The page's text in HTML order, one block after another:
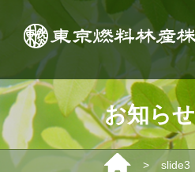
お知らせ
> slide3